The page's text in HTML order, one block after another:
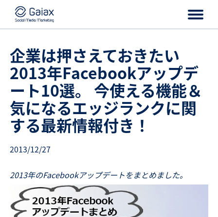
企業は押さえておきたい
2013年Facebookアップデ
ート10選。 今使える機能＆
気になるエッジランクに関
する最新情報付き！
2013/12/27
2013年のFacebookアップデートをまとめました。